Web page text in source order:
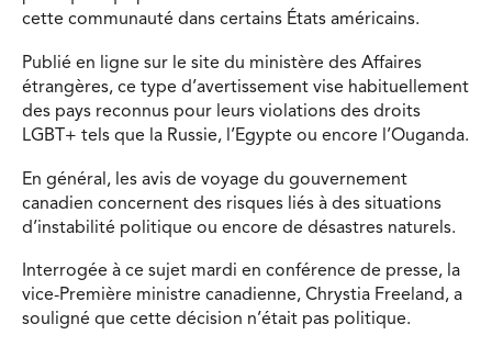
cette communauté dans certains États américains.
Publié en ligne sur le site du ministère des Affaires
étrangères, ce type d’avertissement vise habituellement
des pays reconnus pour leurs violations des droits
LGBT+ tels que la Russie, l’Egypte ou encore l’Ouganda.
En général, les avis de voyage du gouvernement
canadien concernent des risques liés à des situations
d’instabilité politique ou encore de désastres naturels.
Interrogée à ce sujet mardi en conférence de presse, la
vice-Première ministre canadienne, Chrystia Freeland, a
souligné que cette décision n’était pas politique.